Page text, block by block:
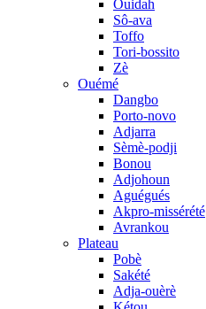
Ouidah
Sô-ava
Toffo
Tori-bossito
Zè
Ouémé
Dangbo
Porto-novo
Adjarra
Sèmè-podji
Bonou
Adjohoun
Aguégués
Akpro-missérété
Avrankou
Plateau
Pobè
Sakété
Adja-ouèrè